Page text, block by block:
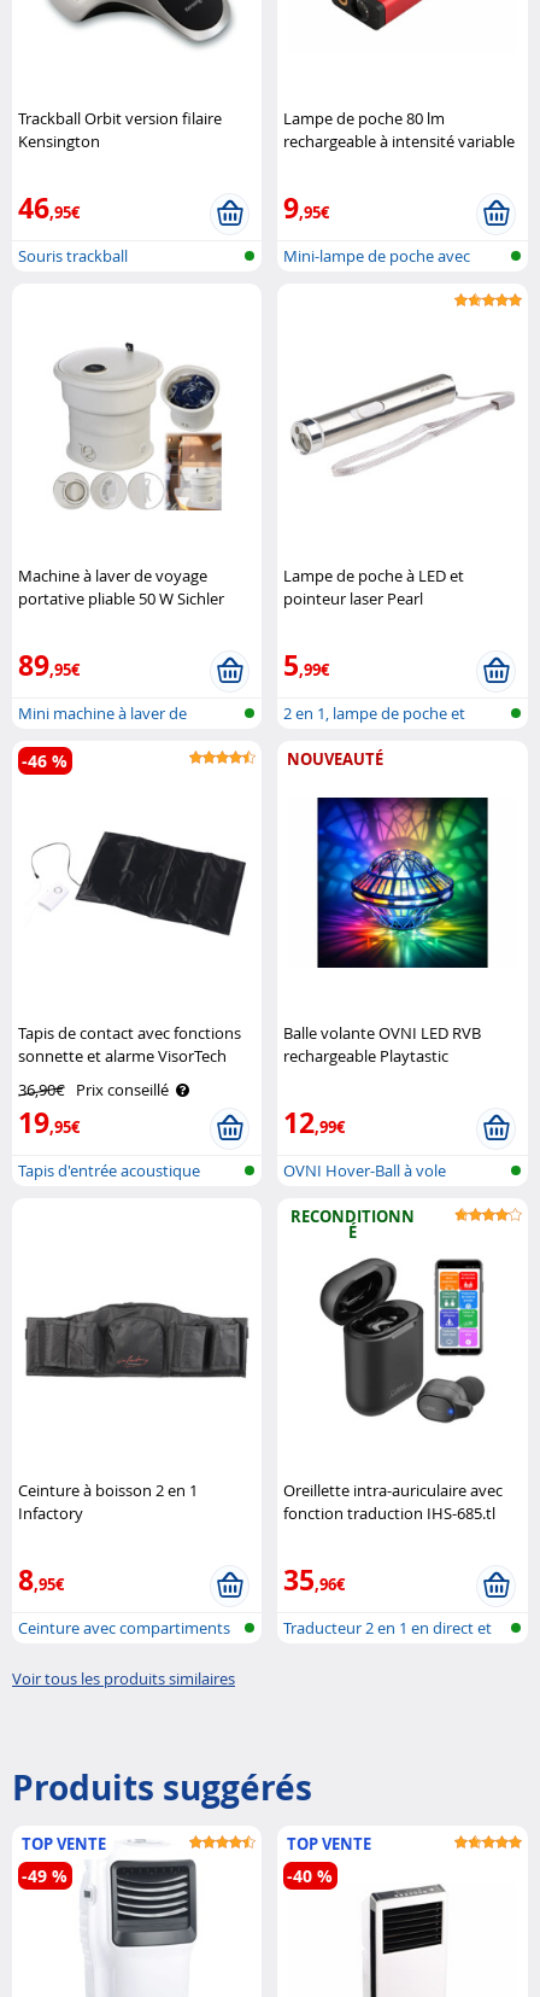
Trackball Orbit version filaire
Kensington
46,95€
Souris trackball
Lampe de poche 80 lm
rechargeable à intensité variable
9,95€
Mini-lampe de poche avec
Machine à laver de voyage
portative pliable 50 W Sichler
89,95€
Mini machine à laver de
voyage plia..
Lampe de poche à LED et
pointeur laser Pearl
5,99€
2 en 1, lampe de poche et
Tapis de contact avec fonctions
sonnette et alarme VisorTech
36,90€ Prix conseillé
19,95€
-46 %
Tapis d'entrée acoustique
NOUVEAUTÉ
Balle volante OVNI LED RVB
rechargeable Playtastic
12,99€
OVNI Hover-Ball à vole
Ceinture à boisson 2 en 1
Infactory
8,95€
Ceinture avec compartiments
RECONDITIONN
É
Oreillette intra-auriculaire avec
fonction traduction IHS-685.tl
35,96€
Traducteur 2 en 1 en direct et
Voir tous les produits similaires
Produits suggérés
TOP VENTE
-49 %
TOP VENTE
-40 %